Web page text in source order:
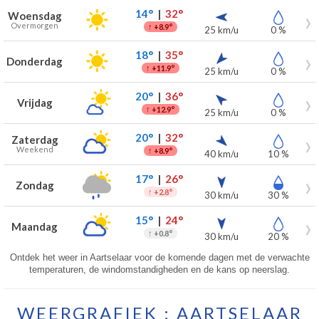
Woensdag
Overmorgen
14°| 32°
↑ +8.9° 25 km/u 0 %
Donderdag 18°| 35°
↑ +11.9° 25 km/u 0 %
Vrijdag 20°| 36°
↑ +12.9° 25 km/u 0 %
Zaterdag
Weekend
20°| 32°
↑ +8.9° 40 km/u 10 %
Zondag 17°| 26°
↑ +2.8° 30 km/u 30 %
Maandag 15°| 24°
↑ +0.8° 30 km/u 20 %
Ontdek het weer in Aartselaar voor de komende dagen met de verwachte
temperaturen, de windomstandigheden en de kans op neerslag.
WEERGRAFIEK : AARTSELAAR